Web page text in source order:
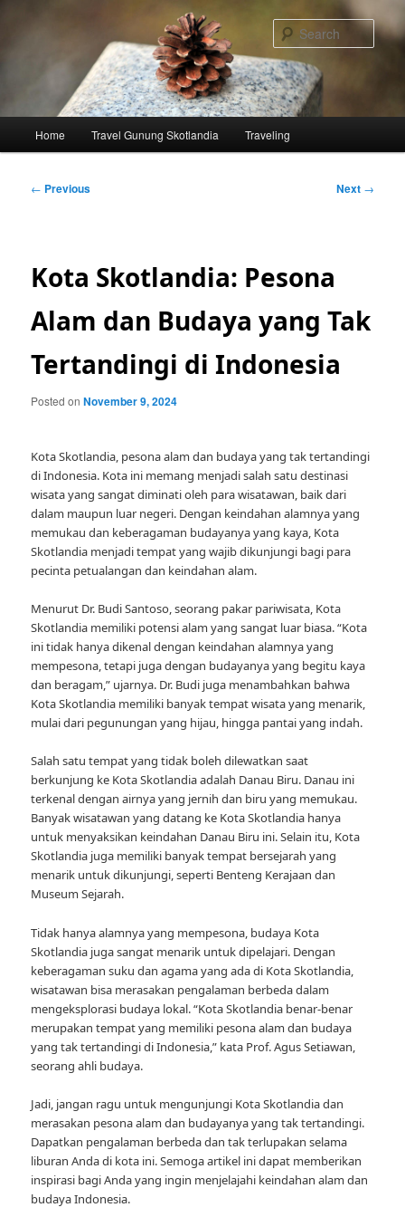
Home Travel Gunung Skotlandia Traveling
Post
← Previous Next →
Kota Skotlandia: Pesona
Alam dan Budaya yang Tak
Tertandingi di Indonesia
Posted onNovember 9, 2024
Kota Skotlandia, pesona alam dan budaya yang tak tertandingi
di Indonesia. Kota ini memang menjadi salah satu destinasi
wisata yang sangat diminati oleh para wisatawan, baik dari
dalam maupun luar negeri. Dengan keindahan alamnya yang
memukau dan keberagaman budayanya yang kaya, Kota
Skotlandia menjadi tempat yang wajib dikunjungi bagi para
pecinta petualangan dan keindahan alam.
Menurut Dr. Budi Santoso, seorang pakar pariwisata, Kota
Skotlandia memiliki potensi alam yang sangat luar biasa. “Kota
ini tidak hanya dikenal dengan keindahan alamnya yang
mempesona, tetapi juga dengan budayanya yang begitu kaya
dan beragam,” ujarnya. Dr. Budi juga menambahkan bahwa
Kota Skotlandia memiliki banyak tempat wisata yang menarik,
mulai dari pegunungan yang hijau, hingga pantai yang indah.
Salah satu tempat yang tidak boleh dilewatkan saat
berkunjung ke Kota Skotlandia adalah Danau Biru. Danau ini
terkenal dengan airnya yang jernih dan biru yang memukau.
Banyak wisatawan yang datang ke Kota Skotlandia hanya
untuk menyaksikan keindahan Danau Biru ini. Selain itu, Kota
Skotlandia juga memiliki banyak tempat bersejarah yang
menarik untuk dikunjungi, seperti Benteng Kerajaan dan
Museum Sejarah.
Tidak hanya alamnya yang mempesona, budaya Kota
Skotlandia juga sangat menarik untuk dipelajari. Dengan
keberagaman suku dan agama yang ada di Kota Skotlandia,
wisatawan bisa merasakan pengalaman berbeda dalam
mengeksplorasi budaya lokal. “Kota Skotlandia benar-benar
merupakan tempat yang memiliki pesona alam dan budaya
yang tak tertandingi di Indonesia,” kata Prof. Agus Setiawan,
seorang ahli budaya.
Jadi, jangan ragu untuk mengunjungi Kota Skotlandia dan
merasakan pesona alam dan budayanya yang tak tertandingi.
Dapatkan pengalaman berbeda dan tak terlupakan selama
liburan Anda di kota ini. Semoga artikel ini dapat memberikan
inspirasi bagi Anda yang ingin menjelajahi keindahan alam dan
budaya Indonesia.